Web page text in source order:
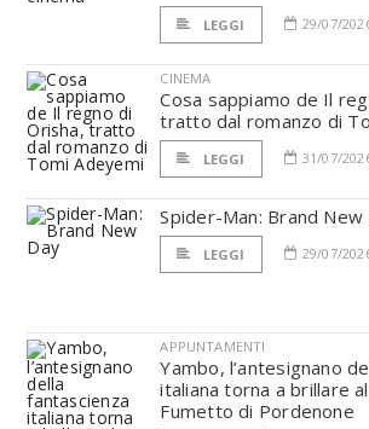
LEGGI 29/07/
CINEMA
Cosa sappiamo de Il
tratto dal romanzo di
LEGGI 31/07/
Spider-Man: Brand New
LEGGI 29/07/
APPUNTAMENTI
Yambo, l’antesignano
italiana torna a brillare
Fumetto di Pordenone